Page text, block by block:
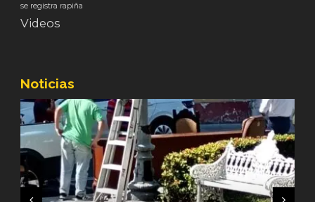
se registra rapiña
Videos
Noticias